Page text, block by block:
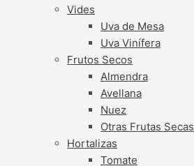
Vides
Uva de Mesa
Uva Vinífera
Frutos Secos
Almendra
Avellana
Nuez
Otras Frutas Secas
Hortalizas
Tomate